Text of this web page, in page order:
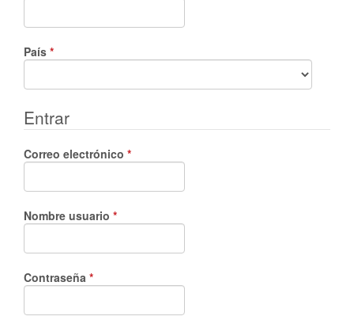
País *Obligatorio
Entrar
Correo electrónico *Obligatorio
Nombre usuario *Obligatorio
Contraseña *Obligatorio